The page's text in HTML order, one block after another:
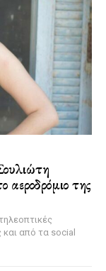
της
και από τα social